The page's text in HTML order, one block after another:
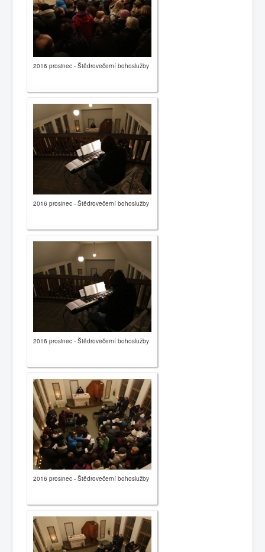
2016 prosinec - Štědrovečerní bohoslužby
2016 prosinec - Štědrovečerní bohoslužby
2016 prosinec - Štědrovečerní bohoslužby
2016 prosinec - Štědrovečerní bohoslužby